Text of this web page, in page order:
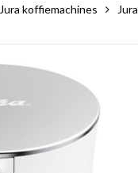
Jura koffiemachines